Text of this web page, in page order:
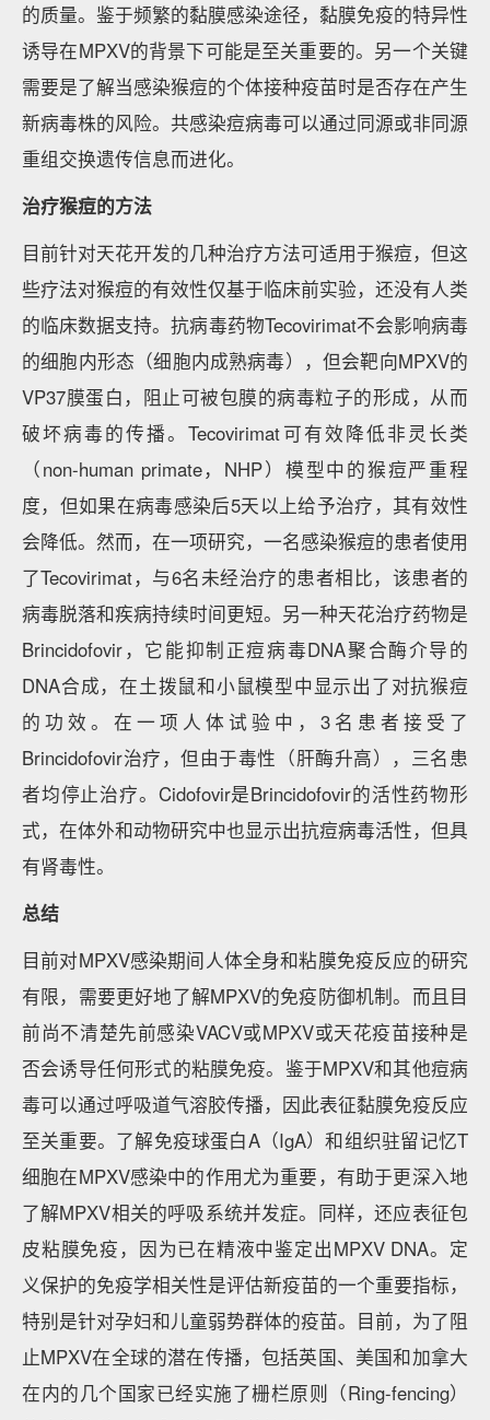
的质量。鉴于频繁的黏膜感染途径，黏膜免疫的特异性
诱导在MPXV的背景下可能是至关重要的。另一个关键
需要是了解当感染猴痘的个体接种疫苗时是否存在产生
新病毒株的风险。共感染痘病毒可以通过同源或非同源
重组交换遗传信息而进化。
治疗猴痘的方法
目前针对天花开发的几种治疗方法可适用于猴痘，但这
些疗法对猴痘的有效性仅基于临床前实验，还没有人类
的临床数据支持。抗病毒药物Tecovirimat不会影响病毒
的细胞内形态（细胞内成熟病毒），但会靶向MPXV的
VP37膜蛋白，阻止可被包膜的病毒粒子的形成，从而
破坏病毒的传播。Tecovirimat可有效降低非灵长类
（non-human primate，NHP）模型中的猴痘严重程
度，但如果在病毒感染后5天以上给予治疗，其有效性
会降低。然而，在一项研究，一名感染猴痘的患者使用
了Tecovirimat，与6名未经治疗的患者相比，该患者的
病毒脱落和疾病持续时间更短。另一种天花治疗药物是
Brincidofovir，它能抑制正痘病毒DNA聚合酶介导的
DNA合成，在土拨鼠和小鼠模型中显示出了对抗猴痘
的功效。在一项人体试验中，3名患者接受了
Brincidofovir治疗，但由于毒性（肝酶升高），三名患
者均停止治疗。Cidofovir是Brincidofovir的活性药物形
式，在体外和动物研究中也显示出抗痘病毒活性，但具
有肾毒性。
总结
目前对MPXV感染期间人体全身和粘膜免疫反应的研究
有限，需要更好地了解MPXV的免疫防御机制。而且目
前尚不清楚先前感染VACV或MPXV或天花疫苗接种是
否会诱导任何形式的粘膜免疫。鉴于MPXV和其他痘病
毒可以通过呼吸道气溶胶传播，因此表征黏膜免疫反应
至关重要。了解免疫球蛋白A（IgA）和组织驻留记忆T
细胞在MPXV感染中的作用尤为重要，有助于更深入地
了解MPXV相关的呼吸系统并发症。同样，还应表征包
皮粘膜免疫，因为已在精液中鉴定出MPXV DNA。定
义保护的免疫学相关性是评估新疫苗的一个重要指标，
特别是针对孕妇和儿童弱势群体的疫苗。目前，为了阻
止MPXV在全球的潜在传播，包括英国、美国和加拿大
在内的几个国家已经实施了栅栏原则（Ring-fencing）